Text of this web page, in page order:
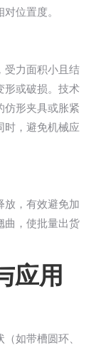
位置度。
受力面积小且结
形或破损。技术
仿形夹具或胀紧
时，避免机械应
放，有效避免加
曲，使批量出货
应用
如带槽圆环、